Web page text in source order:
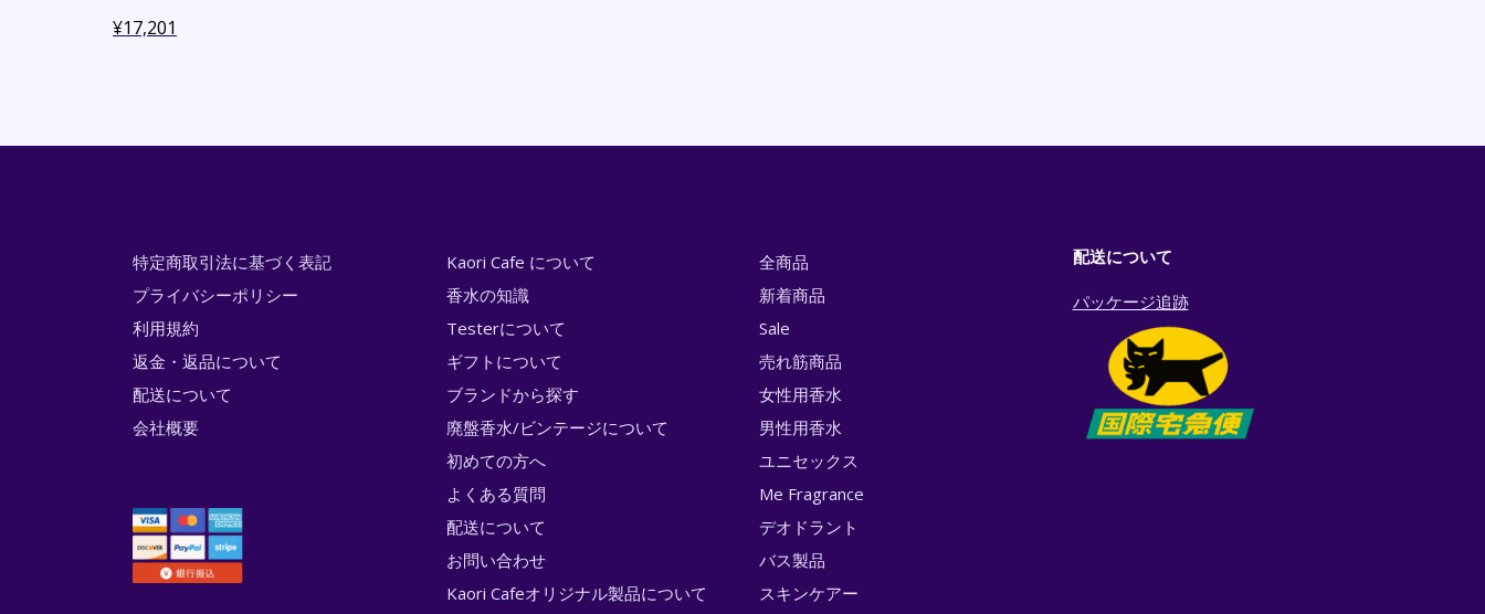
¥17,201
特定商取引法に基づく表記
プライバシーポリシー
利用規約
返金・返品について
配送について
会社概要
Kaori Cafe について
香水の知識
Testerについて
ギフトについて
ブランドから探す
廃盤香水/ビンテージについて
初めての方へ
よくある質問
配送について
お問い合わせ
Kaori Cafeオリジナル製品について
全商品
新着商品
Sale
売れ筋商品
女性用香水
男性用香水
ユニセックス
Me Fragrance
デオドラント
バス製品
スキンケアー
配送について
パッケージ追跡